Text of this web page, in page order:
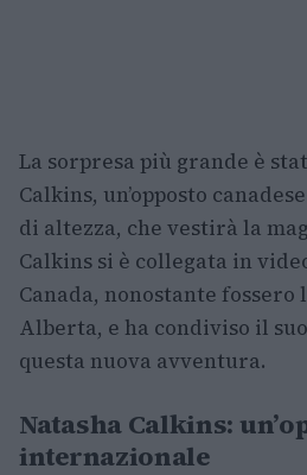
La sorpresa più grande è
Calkins, un’opposto
di altezza, che vestirà la
Calkins si è collegata in
Canada, nonostante
Alberta, e ha condiviso il
questa nuova avventura.
Natasha Calkins:
internazionale